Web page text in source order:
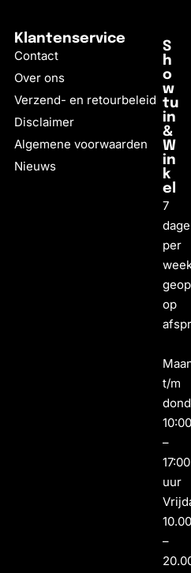
Klantenservice
Contact
Over ons
Verzend- en retourbeleid
Disclaimer
Algemene voorwaarden
Nieuws
S
h
o
w
tu
in
&
W
in
k
el
7
per
op
t/m
–
17:00
uur
–